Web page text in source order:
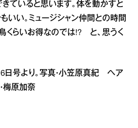
きていると思います。体を動かすと
いい。ミュージシャン仲間との時間
くらいお得なのでは!? と、思うく
日号より。写真・小笠原真紀 ヘア
梅原加奈